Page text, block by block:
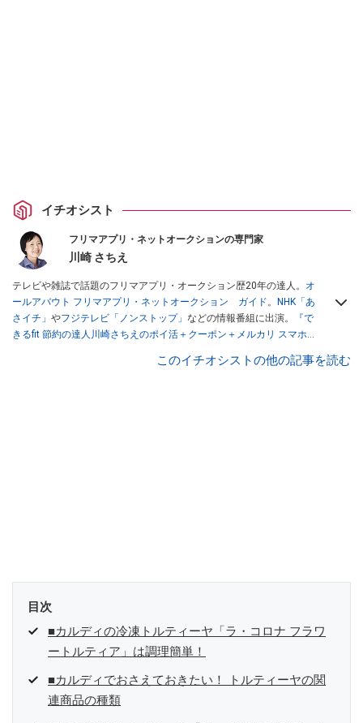
イチオシスト
フリマアプリ・ネットオークションの専門家
川崎 さちえ
テレビや雑誌で話題のフリマアプリ・オークション歴20年の達人。 オ
ールアバウト フリマアプリ・ネットオークション ガイド。
NHK「あ
さイチ」 やフジテレビ「ノンストップ」 などの情報番組に出演。
『で
きるfit 節約の達人川崎さちえのポイ活＋クーポン＋メルカリ スマホで
スマホ1つでスキマ時間に効率的に稼ぐ！』（翔泳社刊） ほか著書多
このイチオシストの他の記事を読む
目次
■カルディの冷凍トルティーヤ「ラ・コロナ フラワ
ートルティア」は調理簡単！
■カルディでおさえておきたい！ トルティーヤの関
連商品の種類